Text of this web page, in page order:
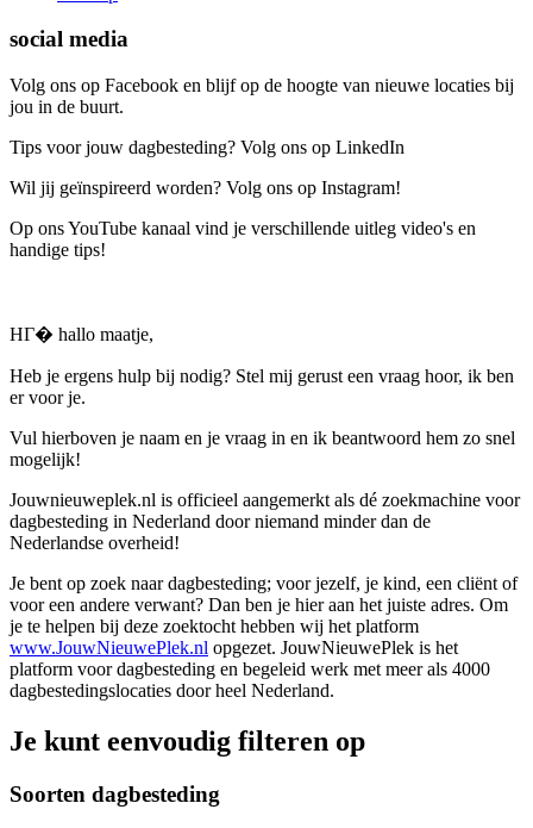
social media
Volg ons op Facebook en blijf op de hoogte van nieuwe locaties bij
jou in de buurt.
Tips voor jouw dagbesteding? Volg ons op LinkedIn
Wil jij geïnspireerd worden? Volg ons op Instagram!
Op ons YouTube kanaal vind je verschillende uitleg video's en
handige tips!
HГ� hallo maatje,
Heb je ergens hulp bij nodig? Stel mij gerust een vraag hoor, ik ben
er voor je.
Vul hierboven je naam en je vraag in en ik beantwoord hem zo snel
mogelijk!
Jouwnieuweplek.nl is officieel aangemerkt als dé zoekmachine voor
dagbesteding in Nederland door niemand minder dan de
Nederlandse overheid!
Je bent op zoek naar dagbesteding; voor jezelf, je kind, een cliënt of
voor een andere verwant? Dan ben je hier aan het juiste adres. Om
je te helpen bij deze zoektocht hebben wij het platform
www.JouwNieuwePlek.nl opgezet. JouwNieuwePlek is het
platform voor dagbesteding en begeleid werk met meer als 4000
dagbestedingslocaties door heel Nederland.
Je kunt eenvoudig filteren op
Soorten dagbesteding